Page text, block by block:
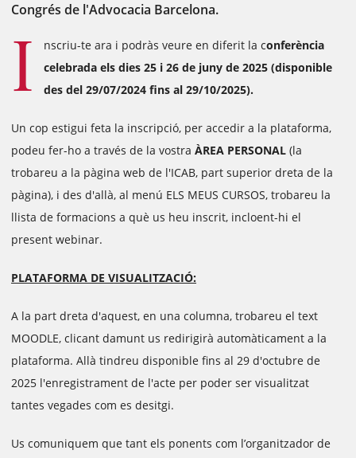
Congrés de l'Advocacia Barcelona.
I nscriu-te ara i podràs veure en diferit la conferència
celebrada els dies 25 i 26 de juny de 2025 (disponible
des del 29/07/2024 fins al 29/10/2025).
Un cop estigui feta la inscripció, per accedir a la plataforma,
podeu fer-ho a través de la vostra ÀREA PERSONAL (la
trobareu a la pàgina web de l'ICAB, part superior dreta de la
pàgina), i des d'allà, al menú ELS MEUS CURSOS, trobareu la
llista de formacions a què us heu inscrit, incloent-hi el
present webinar.
PLATAFORMA DE VISUALITZACIÓ:
A la part dreta d'aquest, en una columna, trobareu el text
MOODLE, clicant damunt us redirigirà automàticament a la
plataforma. Allà tindreu disponible fins al 29 d'octubre de
2025 l'enregistrament de l'acte per poder ser visualitzat
tantes vegades com es desitgi.
Us comuniquem que tant els ponents com l’organitzador de